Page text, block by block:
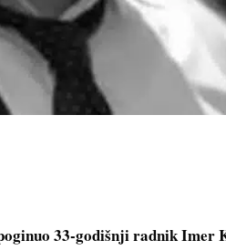
33-godišnji radnik Imer